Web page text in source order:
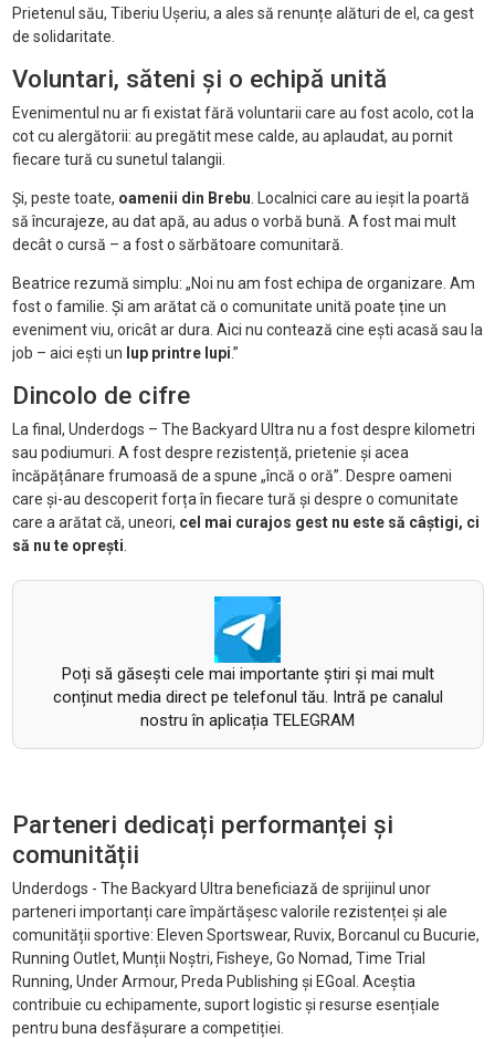
Prietenul său, Tiberiu Ușeriu, a ales să renunțe alături de el, ca gest
de solidaritate.
Voluntari, săteni și o echipă unită
Evenimentul nu ar fi existat fără voluntarii care au fost acolo, cot la
cot cu alergătorii: au pregătit mese calde, au aplaudat, au pornit
fiecare tură cu sunetul talangii.
Și, peste toate, oamenii din Brebu. Localnici care au ieșit la poartă
să încurajeze, au dat apă, au adus o vorbă bună. A fost mai mult
decât o cursă – a fost o sărbătoare comunitară.
Beatrice rezumă simplu: „Noi nu am fost echipa de organizare. Am
fost o familie. Și am arătat că o comunitate unită poate ține un
eveniment viu, oricât ar dura. Aici nu contează cine ești acasă sau la
job – aici ești un lup printre lupi.”
Dincolo de cifre
La final, Underdogs – The Backyard Ultra nu a fost despre kilometri
sau podiumuri. A fost despre rezistență, prietenie și acea
încăpățânare frumoasă de a spune „încă o oră”. Despre oameni
care și-au descoperit forța în fiecare tură și despre o comunitate
care a arătat că, uneori, cel mai curajos gest nu este să câștigi, ci
să nu te oprești.
Poți să găsești cele mai importante știri și mai mult
conținut media direct pe telefonul tău. Intră pe canalul
nostru în aplicația TELEGRAM
Parteneri dedicați performanței și
comunității
Underdogs - The Backyard Ultra beneficiază de sprijinul unor
parteneri importanți care împărtășesc valorile rezistenței și ale
comunității sportive: Eleven Sportswear, Ruvix, Borcanul cu Bucurie,
Running Outlet, Munții Noștri, Fisheye, Go Nomad, Time Trial
Running, Under Armour, Preda Publishing și EGoal. Aceștia
contribuie cu echipamente, suport logistic și resurse esențiale
pentru buna desfășurare a competiției.